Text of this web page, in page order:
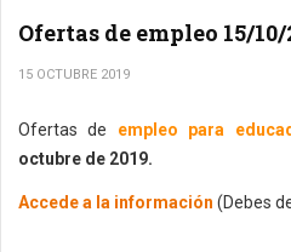
Ofertas de empleo 15/10/
15 OCTUBRE 2019
Ofertas de empleo para
octubre de 2019.
Accede a la información (Debes